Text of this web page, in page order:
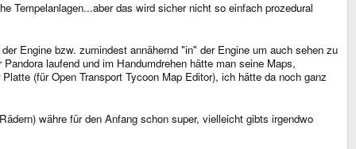
Tempelanlagen...aber das wird sicher nicht so einfach prozedural
Engine bzw. zumindest annähernd "in" der Engine um auch sehen zu
laufend und im Handumdrehen hätte man seine Maps,
(für Open Transport Tycoon Map Editor), ich hätte da noch ganz
währe für den Anfang schon super, vielleicht gibts irgendwo